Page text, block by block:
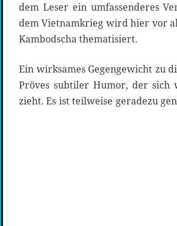
dem Leser ein umfassenderes
dem Vietnamkrieg wird hier vor
Kambodscha thematisiert.
Ein wirksames Gegengewicht zu
Pröves subtiler Humor, der sich
zieht. Es ist teilweise geradezu